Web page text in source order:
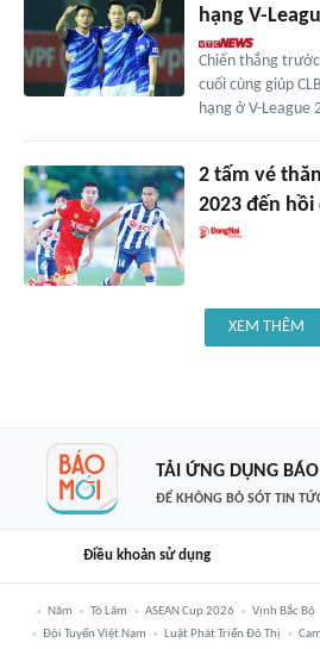
hạng V-
Chiến thắng
cuối cùng giúp
hạng ở V-League
2 tấm vé
2023 đến
XEM THÊM
TẢI ỨNG DỤNG
ĐỂ KHÔNG BỎ SÓT TIN
Điều khoản sử dụng
Năm Tô Lâm ASEAN Cup 2026 Vịnh Bắc Bộ
Đội Tuyển Việt Nam
Luật Phát Triển Đô Thị